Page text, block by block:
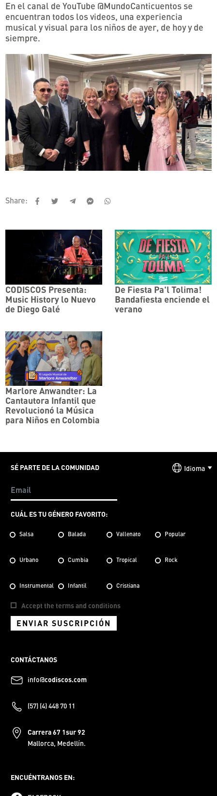
En el canal de YouTube @MundoCanticuentos se
encuentran todos los videos, una experiencia
musical y visual para los niños de ayer, de hoy y de
siempre.
Share:
CODISCOS Presenta:
Music History lo Nuevo
de Diego Galé
De Fiesta Pa'l Tolima!
Bandafiesta enciende el
verano
Marlore Anwandter: La
Cantautora Infantil que
Revolucionó la Música
para Niños en Colombia
SÉ PARTE DE LA COMUNIDAD
CUÁL ES TU GÉNERO FAVORITO:
Salsa Balada Vallenato Popular
Urbano Cumbia Tropical Rock
Instrumental Infantil Cristiana
Accept the terms and conditions
ENVIAR SUSCRIPCIÓN
CONTÁCTANOS
info@codiscos.com
(57) (4) 448 70 11
Carrera 67 1sur 92
Mallorca, Medellín.
ENCUÉNTRANOS EN:
Idioma